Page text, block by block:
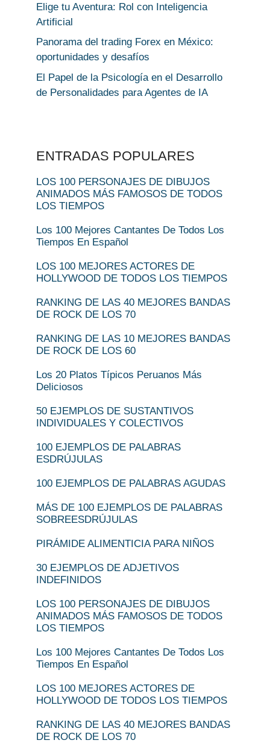
Elige tu Aventura: Rol con Inteligencia
Artificial
Panorama del trading Forex en México:
oportunidades y desafíos
El Papel de la Psicología en el Desarrollo
de Personalidades para Agentes de IA
ENTRADAS POPULARES
LOS 100 PERSONAJES DE DIBUJOS
ANIMADOS MÁS FAMOSOS DE TODOS
LOS TIEMPOS
Los 100 Mejores Cantantes De Todos Los
Tiempos En Español
LOS 100 MEJORES ACTORES DE
HOLLYWOOD DE TODOS LOS TIEMPOS
RANKING DE LAS 40 MEJORES BANDAS
DE ROCK DE LOS 70
RANKING DE LAS 10 MEJORES BANDAS
DE ROCK DE LOS 60
Los 20 Platos Típicos Peruanos Más
Deliciosos
50 EJEMPLOS DE SUSTANTIVOS
INDIVIDUALES Y COLECTIVOS
100 EJEMPLOS DE PALABRAS
ESDRÚJULAS
100 EJEMPLOS DE PALABRAS AGUDAS
MÁS DE 100 EJEMPLOS DE PALABRAS
SOBREESDRÚJULAS
PIRÁMIDE ALIMENTICIA PARA NIÑOS
30 EJEMPLOS DE ADJETIVOS
INDEFINIDOS
LOS 100 PERSONAJES DE DIBUJOS
ANIMADOS MÁS FAMOSOS DE TODOS
LOS TIEMPOS
Los 100 Mejores Cantantes De Todos Los
Tiempos En Español
LOS 100 MEJORES ACTORES DE
HOLLYWOOD DE TODOS LOS TIEMPOS
RANKING DE LAS 40 MEJORES BANDAS
DE ROCK DE LOS 70